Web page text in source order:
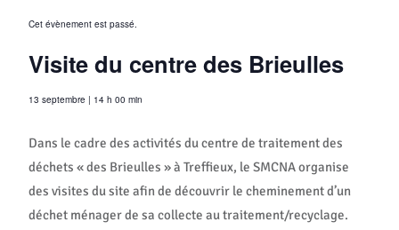
Cet évènement est passé.
Visite du centre des Brieulles
13 septembre | 14 h 00 min
Dans le cadre des activités du centre de traitement des
déchets « des Brieulles » à Treffieux, le SMCNA organise
des visites du site afin de découvrir le cheminement d’un
déchet ménager de sa collecte au traitement/recyclage.